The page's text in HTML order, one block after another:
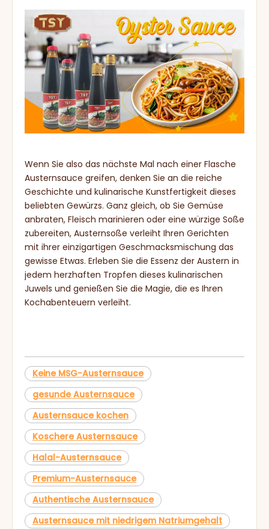
Wenn Sie also das nächste Mal nach einer Flasche
Austernsauce greifen, denken Sie an die reiche
Geschichte und kulinarische Kunstfertigkeit dieses
beliebten Gewürzs. Ganz gleich, ob Sie Gemüse
anbraten, Fleisch marinieren oder eine würzige Soße
zubereiten, Austernsoße verleiht Ihren Gerichten
mit ihrer einzigartigen Geschmacksmischung das
gewisse Etwas. Erleben Sie die Essenz der Austern in
jedem herzhaften Tropfen dieses kulinarischen
Juwels und genießen Sie die Magie, die es Ihren
Kochabenteuern verleiht.
Keine MSG-Austernsauce
gesunde Austernsauce
Austernsauce kochen
Koschere Austernsauce
Halal-Austernsauce
Premium-Austernsauce
Authentische Austernsauce
Austernsauce mit niedrigem Natriumgehalt